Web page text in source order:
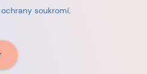
soukromí.